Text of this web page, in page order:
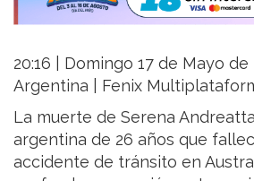
20:16 | Domingo 17 de Mayo de
Argentina | Fenix
La muerte de Serena
argentina de 26 años que
accidente de tránsito en